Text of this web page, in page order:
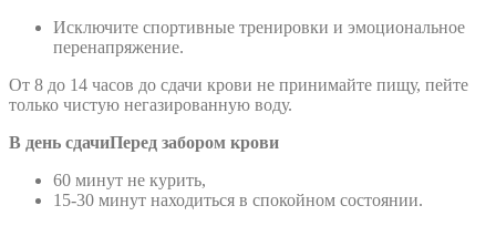
Исключите спортивные тренировки и эмоциональное
перенапряжение.
От 8 до 14 часов до сдачи крови не принимайте пищу, пейте
только чистую негазированную воду.
В день сдачиПеред забором крови
60 минут не курить,
15-30 минут находиться в спокойном состоянии.